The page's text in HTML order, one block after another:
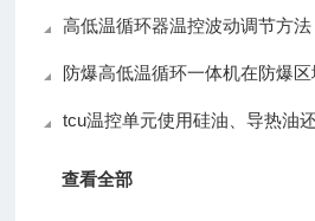
高低温循环器温控波动调节方法
防爆高低温循环一体机在防爆区
tcu温控单元使用硅油、导热油还是
查看全部